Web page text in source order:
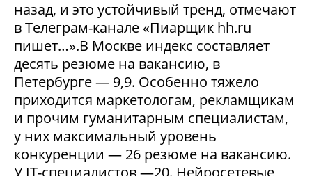
назад, и это устойчивый тренд, отмечают
в Телеграм-канале «Пиарщик hh.ru
пишет…».В Москве индекс составляет
десять резюме на вакансию, в
Петербурге — 9,9. Особенно тяжело
приходится маркетологам, рекламщикам
и прочим гуманитарным специалистам,
у них максимальный уровень
конкуренции — 26 резюме на вакансию.
У IT-специалистов —20. Нейросетевые